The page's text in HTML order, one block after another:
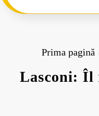
Prima pagină
Lasconi: Îl